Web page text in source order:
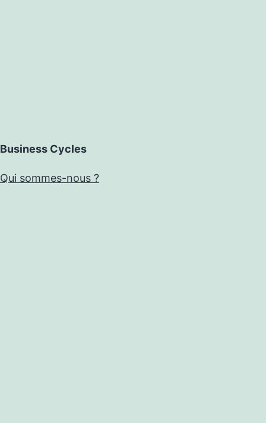
Business Cycles
Qui sommes-nous ?